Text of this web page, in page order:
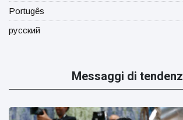
Portugês
русский
Messaggi di